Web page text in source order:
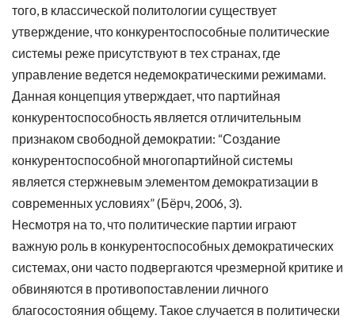
того, в классической политологии существует
утверждение, что конкурентоспособные политические
системы реже присутствуют в тех странах, где
управление ведется недемократическими режимами.
Данная концепция утверждает, что партийная
конкурентоспособность является отличительным
признаком свободной демократии: “Создание
конкурентоспособной многопартийной системы
является стержневым элементом демократизации в
современных условиях” (Бёрч, 2006, 3).
Несмотря на то, что политические партии играют
важную роль в конкурентоспособных демократических
системах, они часто подвергаются чрезмерной критике и
обвиняются в противопоставлении личного
благосостояния общему. Такое случается в политически